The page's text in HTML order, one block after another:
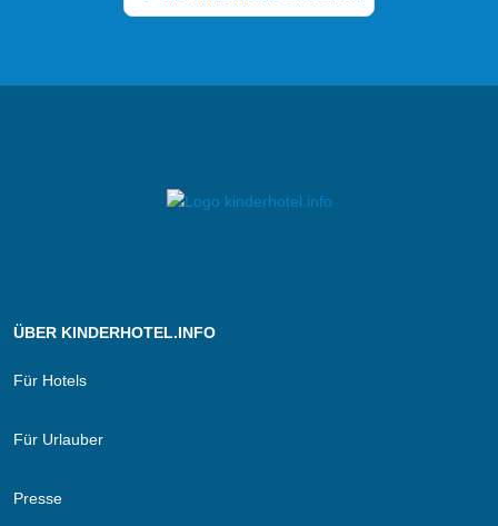
ÜBER KINDERHOTEL.INFO
Für Hotels
Für Urlauber
Presse